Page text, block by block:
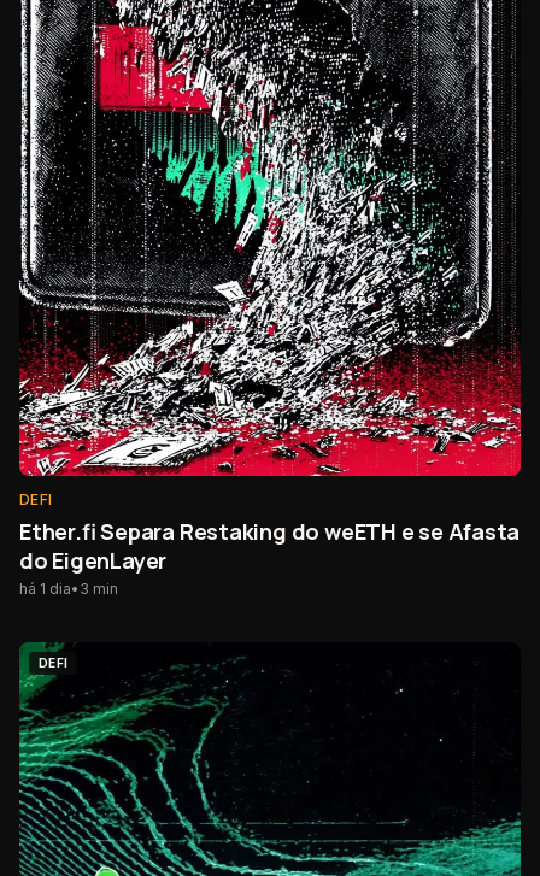
DEFI
Ether.fi Separa Restaking do weETH e se Afasta
do EigenLayer
há 1 dia• 3 min
DEFI